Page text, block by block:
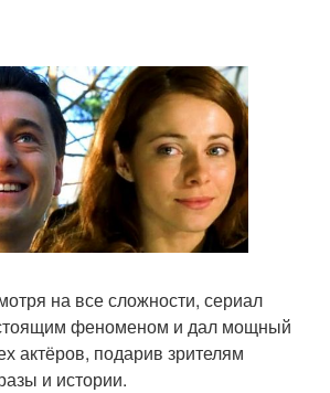
на все сложности, сериал
феноменом и дал мощный
актёров, подарив зрителям
и истории.